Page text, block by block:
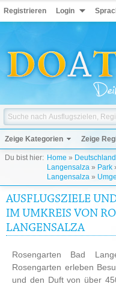
Registrieren Login
Zeige Kategorien Zeige
Du bist hier: Home » Deutschland
Langensalza » Park
Langensalza »
AUSFLUGSZIELE
IM UMKREIS VON
LANGENSALZA
Rosengarten Bad
Rosengarten erleben
und den Duft von über